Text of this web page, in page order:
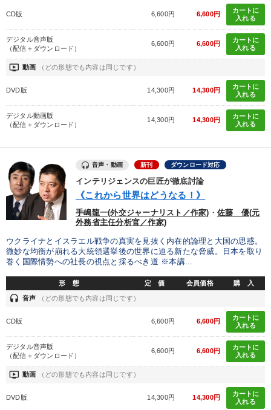
CD版 6,600円 6,600円
カートに
入れる
デジタル音声版
（配信＋ダウンロード）
6,600円 6,600円
カートに
入れる
ondemand_video 動画 （どの形態でも内容は同じです）
DVD版 14,300円 14,300円
カートに
入れる
デジタル動画版
（配信＋ダウンロード）
14,300円 14,300円
カートに
入れる
音声・動画 新刊 ダウンロード対応
インテリジェンスの巨匠が徹底討論
《これから世界はどうなる！》
手嶋龍一(外交ジャーナリスト／作家) ・ 佐藤 優(元
外務省主任分析官／作家)
ウクライナとイスラエル戦争の真実を見抜く内在的論理と大国の思惑。
微妙な均衡が崩れる大統領選挙後の世界に迫る新たな脅威。日本を取り
巻く国際情勢への社長の視点と採るべき道 ※本講...
形 態 定 価 会員価格 購 入
headset 音声 （どの形態でも内容は同じです）
CD版 6,600円 6,600円
カートに
入れる
デジタル音声版
（配信＋ダウンロード）
6,600円 6,600円
カートに
入れる
ondemand_video 動画 （どの形態でも内容は同じです）
DVD版 14,300円 14,300円
カートに
入れる